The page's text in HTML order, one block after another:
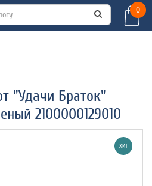
0
"Удачи Браток"
2100000129010
ХИТ